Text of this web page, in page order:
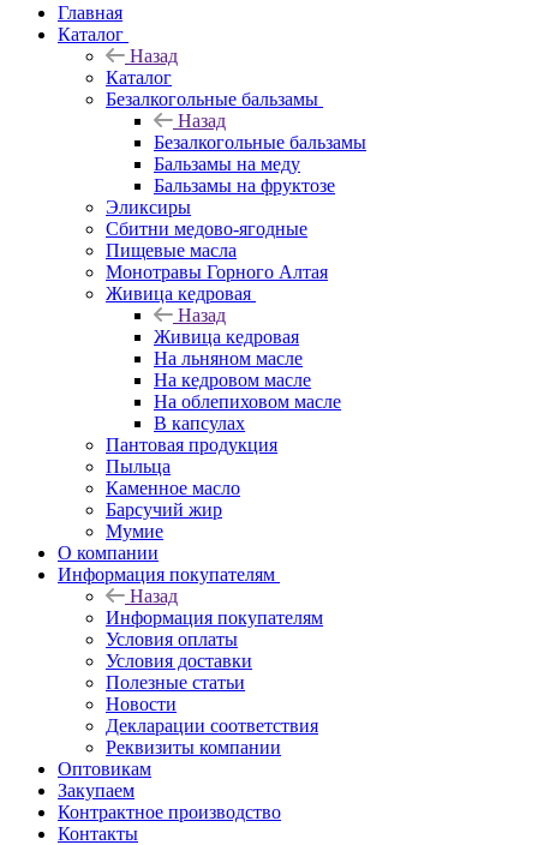
Главная
Каталог
Назад
Каталог
Безалкогольные бальзамы
Назад
Безалкогольные бальзамы
Бальзамы на меду
Бальзамы на фруктозе
Эликсиры
Сбитни медово-ягодные
Пищевые масла
Монотравы Горного Алтая
Живица кедровая
Назад
Живица кедровая
На льняном масле
На кедровом масле
На облепиховом масле
В капсулах
Пантовая продукция
Пыльца
Каменное масло
Барсучий жир
Мумие
О компании
Информация покупателям
Назад
Информация покупателям
Условия оплаты
Условия доставки
Полезные статьи
Новости
Декларации соответствия
Реквизиты компании
Оптовикам
Закупаем
Контрактное производство
Контакты